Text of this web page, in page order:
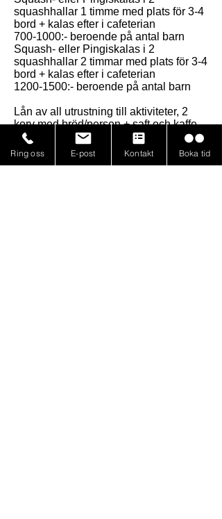
squashhallar 1 timme med plats för 3-4
bord + kalas efter i cafeterian
700-1000:- beroende på antal barn
Squash- eller Pingiskalas i 2
squashhallar 2 timmar med plats för 3-4
bord + kalas efter i cafeterian
1200-1500:- beroende på antal barn
Lån av all utrustning till aktiviteter, 2
korv med bröd/person + saft och kaffe
till arrangerande föräldrar ingår i priset.
Tårta/glass tar man med själv
Ring oss E-post Kontakt Boka tid